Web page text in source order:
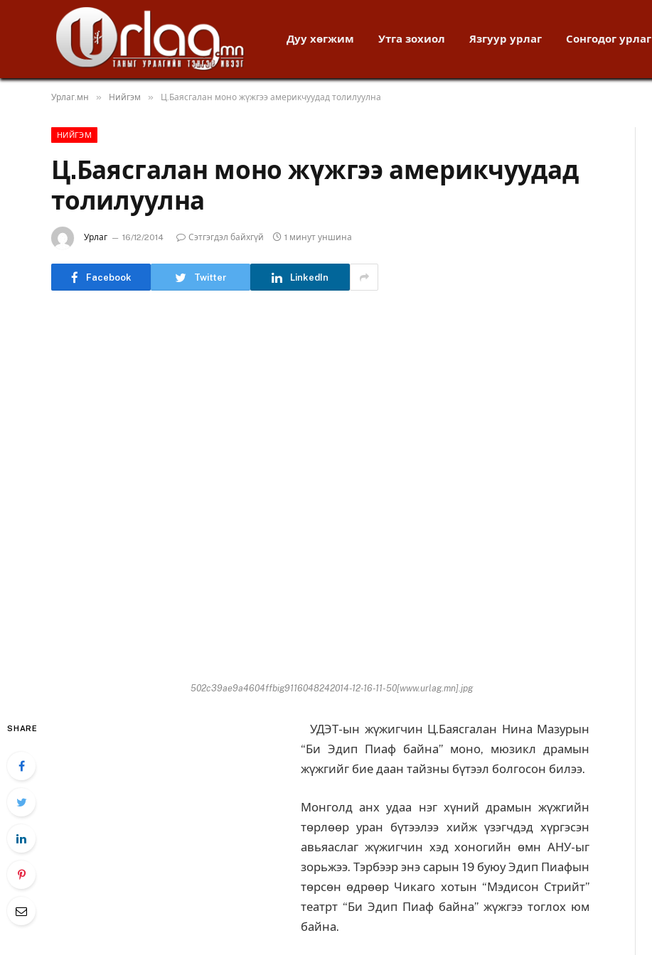
Дуу хөгжим Утга зохиол Язгуур урлаг Сонгодог урлаг
Урлаг.мн » Нийгэм » Ц.Баясгалан моно жүжгээ америкчуудад толилуулна
НИЙГЭМ
Ц.Баясгалан моно жүжгээ америкчуудад
толилуулна
Урлаг 16/12/2014 Сэтгэгдэл байхгүй 1 минут уншина
Facebook Twitter LinkedIn
502c39ae9a4604ffbig9116048242014-12-16-11-50[www.urlag.mn].jpg
SHARE
УДЭТ-ын жүжигчин Ц.Баясгалан Нина Мазурын
“Би Эдип Пиаф байна” моно, мюзикл драмын
жүжгийг бие даан тайзны бүтээл болгосон билээ.
Монголд анх удаа нэг хүний драмын жүжгийн
төрлөөр уран бүтээлээ хийж үзэгчдэд хүргэсэн
авьяаслаг жүжигчин хэд хоногийн өмн АНУ-ыг
зорьжээ. Тэрбээр энэ сарын 19 буюу Эдип Пиафын
төрсөн өдрөөр Чикаго хотын “Мэдисон Стрийт”
театрт “Би Эдип Пиаф байна” жүжгээ тоглох юм
байна.